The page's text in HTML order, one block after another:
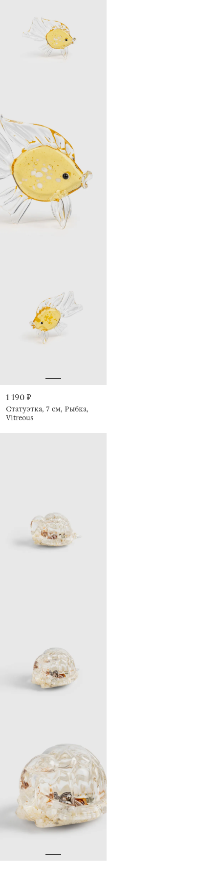
1 190 ₽
Статуэтка, 7 см, Рыбка,
Vitreous